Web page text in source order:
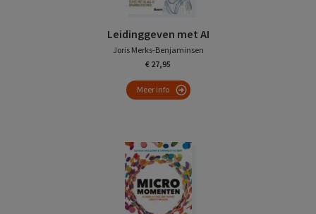
Leidinggeven met AI
Joris Merks-Benjaminsen
€ 27,95
Meer info